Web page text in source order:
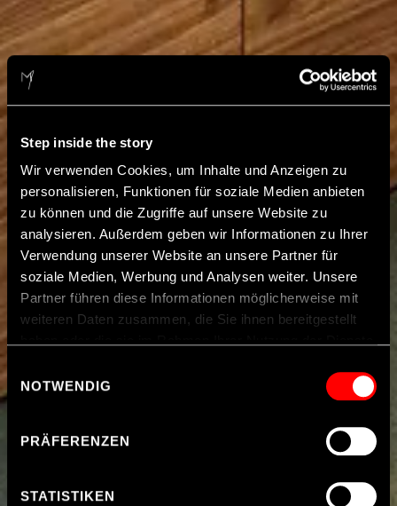
Step inside the story
Wir verwenden Cookies, um Inhalte und Anzeigen zu
personalisieren, Funktionen für soziale Medien anbieten
zu können und die Zugriffe auf unsere Website zu
analysieren. Außerdem geben wir Informationen zu Ihrer
Verwendung unserer Website an unsere Partner für
soziale Medien, Werbung und Analysen weiter. Unsere
Partner führen diese Informationen möglicherweise mit
weiteren Daten zusammen, die Sie ihnen bereitgestellt
: Indem Sie
Cookies auf unseren Webseiten zulassen, willigen Sie
zugleich gem. Art. 49 Abs. 1 S. 1 Buchst. a DSGVO ein,
werden. Die USA werden vom Europäischen Gerichtshof
Einwilligungsauswahl
NOTWENDIG
PRÄFERENZEN
STATISTIKEN